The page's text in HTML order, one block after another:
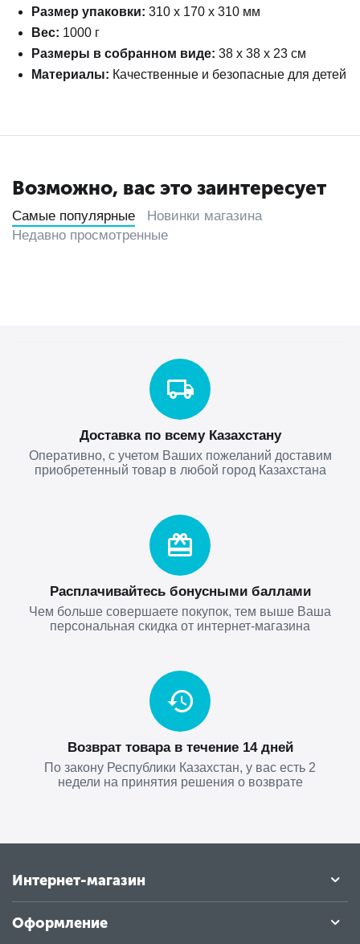
Размер упаковки: 310 x 170 x 310 мм
Вес: 1000 г
Размеры в собранном виде: 38 x 38 x 23 см
Материалы: Качественные и безопасные для детей
Возможно, вас это заинтересует
Самые популярные
Новинки магазина
Недавно просмотренные
Доставка по всему Казахстану
Оперативно, с учетом Ваших пожеланий доставим
приобретенный товар в любой город Казахстана
Расплачивайтесь бонусными баллами
Чем больше совершаете покупок, тем выше Ваша
персональная скидка от интернет-магазина
Возврат товара в течение 14 дней
По закону Республики Казахстан, у вас есть 2
недели на принятия решения о возврате
Интернет-магазин
Оформление